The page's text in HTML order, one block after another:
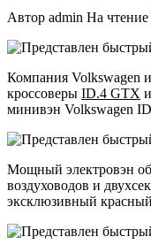
Автор admin На чтение
Компания Volkswagen
кроссоверы ID.4 GTX и
минивэн Volkswagen
Мощный электровэн
воздуховодов и
эксклюзивный